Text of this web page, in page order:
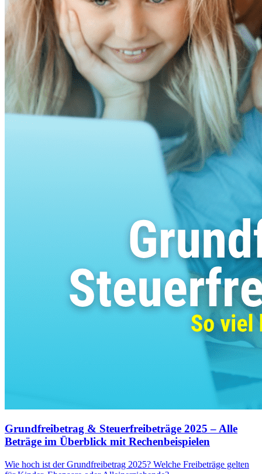
Grundfreibetrag & Steuerfreibeträge 2025 – Alle
Beträge im Überblick mit Rechenbeispielen
Wie hoch ist der Grundfreibetrag 2025? Welche Freibeträge gelten